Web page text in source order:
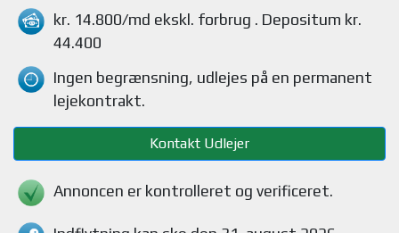
kr. 14.800/md ekskl. forbrug . Depositum kr.
44.400
Ingen begrænsning, udlejes på en permanent
lejekontrakt.
Kontakt Udlejer
Annoncen er kontrolleret og verificeret.